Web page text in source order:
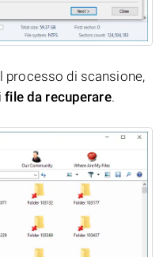
processo di scansione,
file da recuperare.